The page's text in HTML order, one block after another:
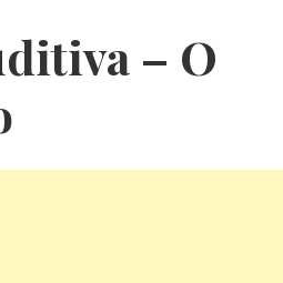
– O